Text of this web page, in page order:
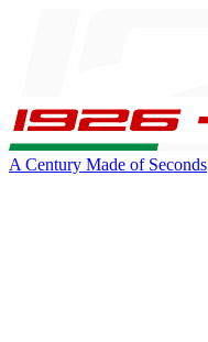
A Century Made of Seconds